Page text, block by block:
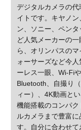
デジタルカメラの代
イトです。キヤノン
ン、ソニー、ペンタ
ど人気メーカーの
ら、オリンパスのマ
ォーサーズなど今人
ーレス一眼、Wi-Fiや
Bluetooth、自撮り
ィー）、4K動画と
機能搭載のコンパク
ルカメラまで豊富に
す。自分に合わせて